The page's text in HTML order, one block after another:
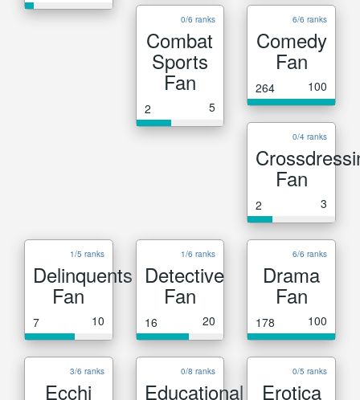
0/6 ranks
Combat
Sports
Fan
2 5
6/6 ranks
Comedy
Fan
264 100
0/4 ranks
Fan
2 3
1/5 ranks
Delinquents
Fan
7 10
1/6 ranks
Detective
Fan
16 20
6/6 ranks
Drama
Fan
178 100
3/6 ranks
Ecchi
0/8 ranks
Educational
0/5 ranks
Erotica